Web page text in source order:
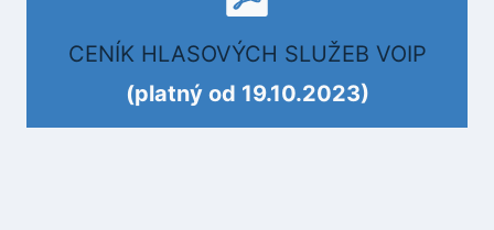
CENÍK HLASOVÝCH SLUŽEB VOIP
(platný od 19.10.2023)